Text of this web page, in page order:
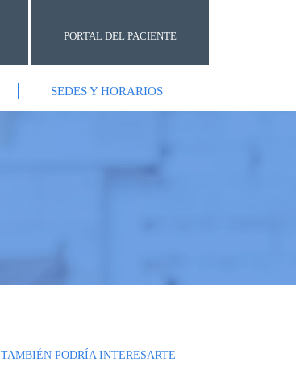
PORTAL DEL PACIENTE
SEDES Y HORARIOS
TAMBIÉN PODRÍA INTERESARTE